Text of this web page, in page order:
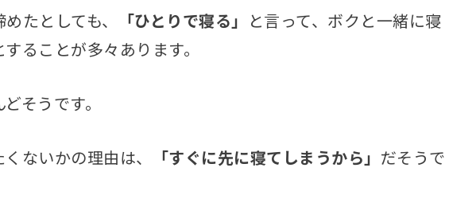
たとしても、 「ひとりで寝る」 と言って、ボクと一緒に寝
ることが多々あります。
そうです。
ないかの理由は、 「すぐに先に寝てしまうから」 だそうで